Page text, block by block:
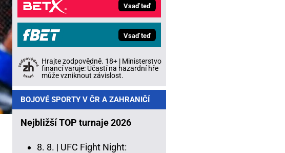
Vsaď teď
Vsaď teď
Hrajte zodpovědně. 18+ | Ministerstvo
financí varuje: Účastí na hazardní hře
může vzniknout závislost.
BOJOVÉ SPORTY V ČR A ZAHRANIČÍ
Nejbližší TOP turnaje 2026
8. 8. | UFC Fight Night: